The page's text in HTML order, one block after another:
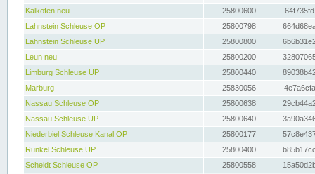
Kalkofen neu
25800600
Lahnstein Schleuse OP
25800798
Lahnstein Schleuse UP
25800800
Leun neu
25800200
Limburg Schleuse UP
25800440
Marburg
25830056
Nassau Schleuse OP
25800638
Nassau Schleuse UP
25800640
Niederbiel Schleuse Kanal OP
25800177
Runkel Schleuse UP
25800400
Scheidt Schleuse OP
25800558